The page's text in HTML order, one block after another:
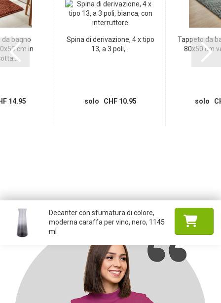
bagno
cm in
14.95
Spina di derivazione, 4 x tipo
13, a 3 poli,...
solo CHF 10.95
Tappeto da
80x50 cm
solo
Decanter con sfumatura di colore,
moderna caraffa per vino, nero, 1145
ml